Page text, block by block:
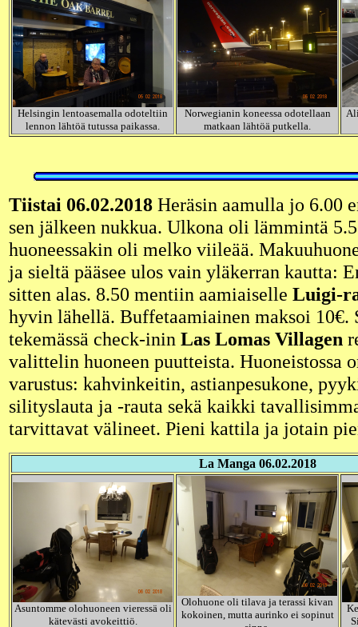
Helsingin lentoasemalla odoteltiin
lennon lähtöä tutussa paikassa.
Norwegianin koneessa odotellaan
matkaan lähtöä putkella.
Tiistai 06.02.2018 Heräsin aamulla jo 6.00
sen jälkeen nukkua. Ulkona oli lämmintä
huoneessakin oli melko viileää.
ja sieltä pääsee ulos vain yläkerran kautta:
sitten alas. 8.50 mentiin aamiaiselle Luigi-
hyvin lähellä. Buffetaamiainen maksoi 10€.
tekemässä check-inin Las Lomas Villagen
valittelin huoneen puutteista. Huoneistossa
varustus: kahvinkeitin, astianpesukone,
silityslauta ja -rauta sekä kaikki
tarvittavat välineet. Pieni kattila ja jotain
La Manga 06.02.2018
Asuntomme olohuoneen vieressä oli
kätevästi avokeittiö.
Olohuone oli tilava ja terassi kivan
kokoinen, mutta aurinko ei sopinut